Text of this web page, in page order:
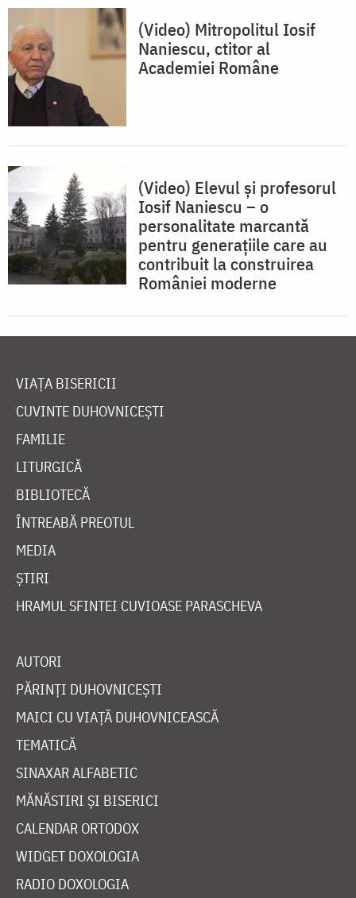
(Video) Mitropolitul Iosif
Naniescu, ctitor al
Academiei Române
(Video) Elevul și profesorul
Iosif Naniescu – o
personalitate marcantă
pentru generațiile care au
contribuit la construirea
României moderne
VIAȚA BISERICII
CUVINTE DUHOVNICEȘTI
FAMILIE
LITURGICĂ
BIBLIOTECĂ
ÎNTREABĂ PREOTUL
MEDIA
ȘTIRI
HRAMUL SFINTEI CUVIOASE PARASCHEVA
AUTORI
PĂRINȚI DUHOVNICEȘTI
MAICI CU VIAȚĂ DUHOVNICEASCĂ
TEMATICĂ
SINAXAR ALFABETIC
MĂNĂSTIRI ȘI BISERICI
CALENDAR ORTODOX
WIDGET DOXOLOGIA
RADIO DOXOLOGIA